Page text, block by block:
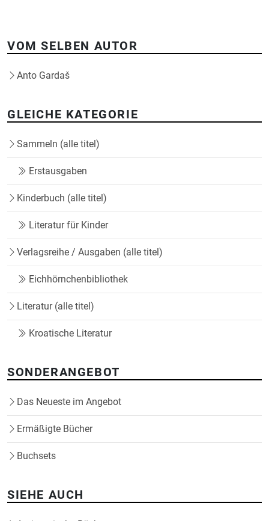
VOM SELBEN AUTOR
Anto Gardaš
GLEICHE KATEGORIE
Sammeln (alle titel)
Erstausgaben
Kinderbuch (alle titel)
Literatur für Kinder
Verlagsreihe / Ausgaben (alle titel)
Eichhörnchenbibliothek
Literatur (alle titel)
Kroatische Literatur
SONDERANGEBOT
Das Neueste im Angebot
Ermäßigte Bücher
Buchsets
SIEHE AUCH